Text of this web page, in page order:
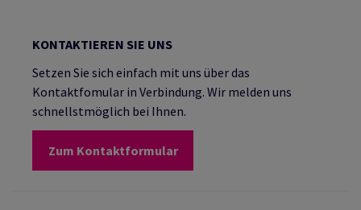
KONTAKTIEREN SIE UNS
Setzen Sie sich einfach mit uns über das
Kontaktfomular in Verbindung. Wir melden uns
schnellstmöglich bei Ihnen.
Zum Kontaktformular